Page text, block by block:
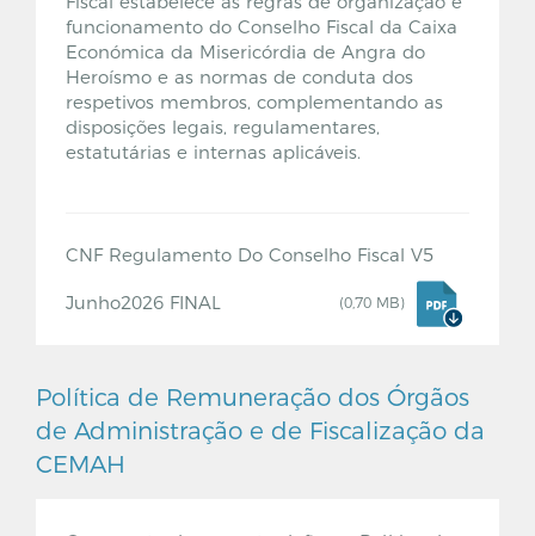
funcionamento do Conselho Fiscal da Caixa
Económica da Misericórdia de Angra do
Heroísmo e as normas de conduta dos
respetivos membros, complementando as
disposições legais, regulamentares,
estatutárias e internas aplicáveis.
CNF Regulamento Do Conselho Fiscal V5
Junho2026 FINAL (0,70 MB)
Política de Remuneração dos Órgãos
de Administração e de Fiscalização da
CEMAH